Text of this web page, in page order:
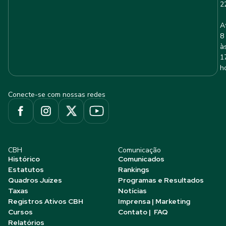
8
Conecte-se com nossas redes
CBH
Histórico
Estatutos
Quadros Juízes
Taxas
Registros Ativos CBH
Cursos
Relatórios
Comunicação
Comunicados
Rankings
Programas e Resultados
Notícias
Imprensa | Marketing
Contato | FAQ